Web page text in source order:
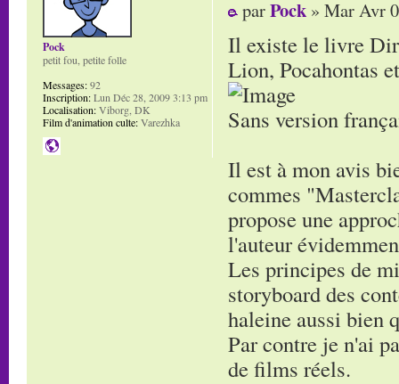
parPock » Mar Avr
Il existe le livre
Lion, Pocahontas
Sans version
Il est à mon avis
commes
propose une
l'auteur
Les principes de
storyboard des
haleine aussi bien
Par contre je n'ai
de films réels.
Pock
petit fou, petite folle
Messages:92
Inscription:Lun Déc 28, 2009 3:13 pm
Localisation:Viborg, DK
Film d'animation culte:Varezhka